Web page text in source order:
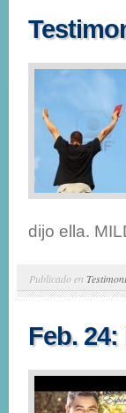
dijo ella.
Publicado en
Feb.